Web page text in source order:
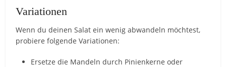
Variationen
Wenn du deinen Salat ein wenig abwandeln möchtest,
probiere folgende Variationen:
Ersetze die Mandeln durch Pinienkerne oder